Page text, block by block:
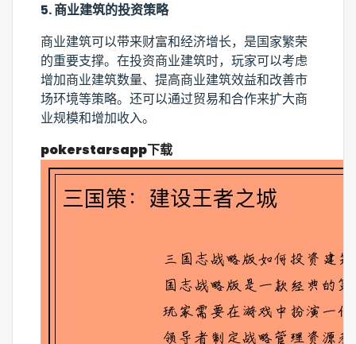
5. 商业建筑的投资策略
商业建筑可以带来财富和经济增长，是国家繁荣
的重要支撑。在投资商业建筑时，玩家可以考虑
增加商业建筑数量、提高商业建筑效益和改善市
场环境等策略。还可以通过贸易和合作来扩大商
业规模和增加收入。
pokerstarsapp下载